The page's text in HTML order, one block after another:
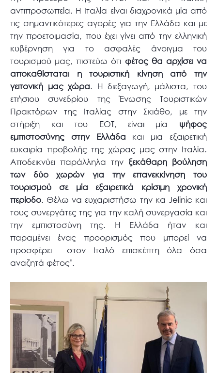
αντιπροσωπεία. Η Ιταλία είναι διαχρονικά μία από
τις σημαντικότερες αγορές για την Ελλάδα και με
την προετοιμασία, που έχει γίνει από την ελληνική
κυβέρνηση για το ασφαλές άνοιγμα του
τουρισμού μας, πιστεύω ότι φέτος θα αρχίσει να
αποκαθίσταται η τουριστική κίνηση από την
γειτονική μας χώρα. Η διεξαγωγή, μάλιστα, του
ετήσιου συνεδρίου της Ένωσης Τουριστικών
Πρακτόρων της Ιταλίας στην Σκιάθο, με την
στήριξη και του ΕΟΤ, είναι μία ψήφος
εμπιστοσύνης στην Ελλάδα και μια εξαιρετική
ευκαιρία προβολής της χώρας μας στην Ιταλία.
Αποδεικνύει παράλληλα την ξεκάθαρη βούληση
των δύο χωρών για την επανεκκίνηση του
τουρισμού σε μία εξαιρετικά κρίσιμη χρονική
περίοδο. Θέλω να ευχαριστήσω την κα Jelinic και
τους συνεργάτες της για την καλή συνεργασία και
την εμπιστοσύνη της. Η Ελλάδα ήταν και
παραμένει ένας προορισμός που μπορεί να
προσφέρει στον Ιταλό επισκέπτη όλα όσα
αναζητά φέτος".